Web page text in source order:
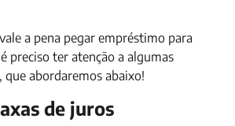
a pena pegar empréstimo para
preciso ter atenção a algumas
que abordaremos abaixo!
de juros